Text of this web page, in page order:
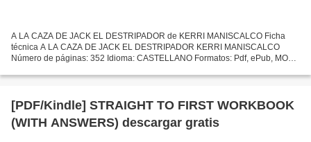
A LA CAZA DE JACK EL DESTRIPADOR de KERRI MANISCALCO Ficha
técnica A LA CAZA DE JACK EL DESTRIPADOR KERRI MANISCALCO
Número de páginas: 352 Idioma: CASTELLANO Formatos: Pdf, ePub, MOBI,
Descargar...
[PDF/Kindle] STRAIGHT TO FIRST WORKBOOK
(WITH ANSWERS) descargar gratis